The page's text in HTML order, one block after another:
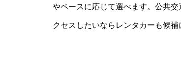
やペースに応じて選べます。公共
クセスしたいならレンタカーも候補